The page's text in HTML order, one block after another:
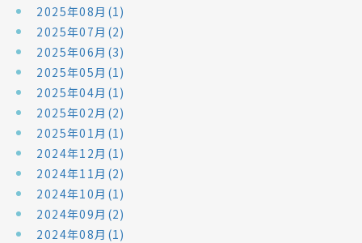
2025年08月(1)
2025年07月(2)
2025年06月(3)
2025年05月(1)
2025年04月(1)
2025年02月(2)
2025年01月(1)
2024年12月(1)
2024年11月(2)
2024年10月(1)
2024年09月(2)
2024年08月(1)